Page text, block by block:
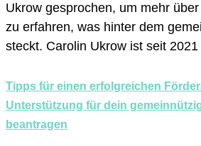
Ukrow gesprochen, um mehr
zu erfahren, was hinter dem
steckt. Carolin Ukrow ist seit
Tipps für einen erfolgreichen
Unterstützung für dein
beantragen